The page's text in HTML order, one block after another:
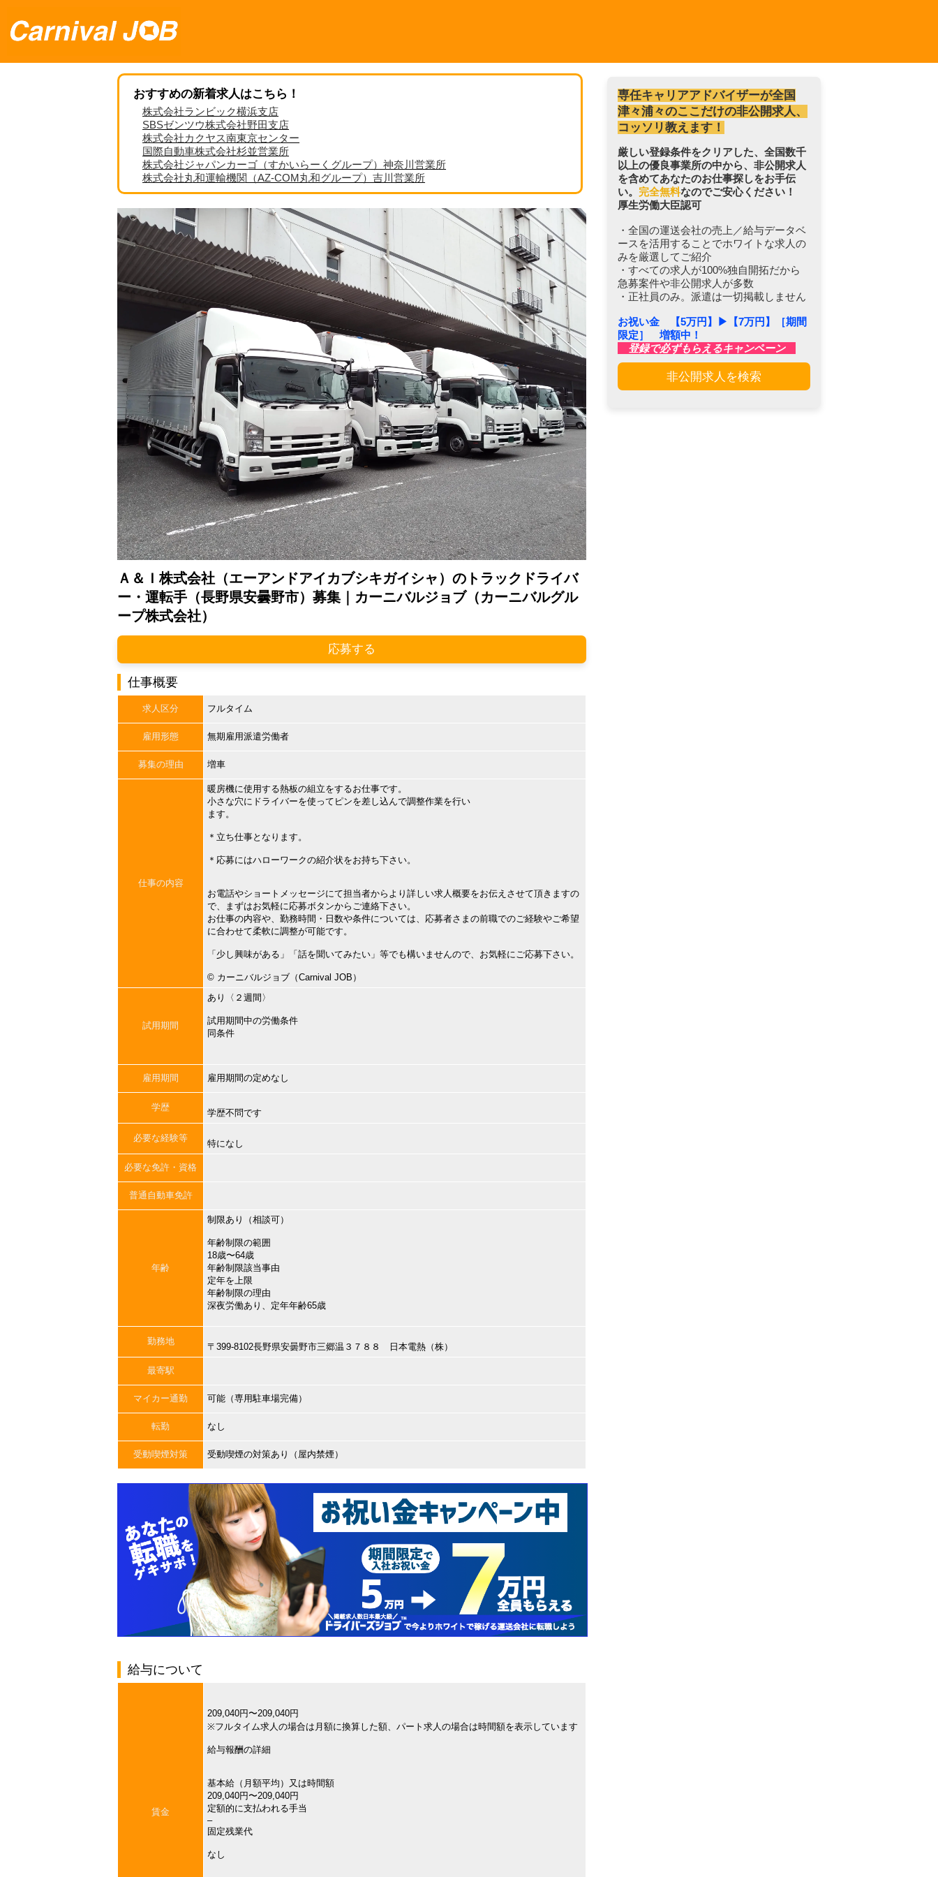
おすすめの新着求人はこちら！
株式会社ランビック横浜支店
SBSゼンツウ株式会社野田支店
株式会社カクヤス南東京センター
国際自動車株式会社杉並営業所
株式会社ジャパンカーゴ（すかいらーくグループ）神奈川営業所
株式会社丸和運輸機関（AZ-COM丸和グループ）吉川営業所
Ａ＆Ｉ株式会社（エーアンドアイカブシキガイシャ）のトラックドライバ
ー・運転手（長野県安曇野市）募集｜カーニバルジョブ（カーニバルグル
ープ株式会社）
応募する
仕事概要
求人区分 フルタイム
雇用形態 無期雇用派遣労働者
募集の理由 増車
仕事の内容
暖房機に使用する熱板の組立をするお仕事です。
小さな穴にドライバーを使ってピンを差し込んで調整作業を行い
ます。
＊立ち仕事となります。
＊応募にはハローワークの紹介状をお持ち下さい。
お電話やショートメッセージにて担当者からより詳しい求人概要をお伝えさせて頂きますの
で、まずはお気軽に応募ボタンからご連絡下さい。
お仕事の内容や、勤務時間・日数や条件については、応募者さまの前職でのご経験やご希望
に合わせて柔軟に調整が可能です。
「少し興味がある」「話を聞いてみたい」等でも構いませんので、お気軽にご応募下さい。
©︎ カーニバルジョブ（Carnival JOB）
試用期間
あり〈２週間〉
試用期間中の労働条件
同条件
雇用期間 雇用期間の定めなし
学歴
学歴不問です
必要な経験等
特になし
必要な免許・資格
普通自動車免許
年齢
制限あり（相談可）
年齢制限の範囲
18歳〜64歳
年齢制限該当事由
定年を上限
年齢制限の理由
深夜労働あり、定年年齢65歳
勤務地
〒399-8102長野県安曇野市三郷温３７８８ 日本電熱（株）
最寄駅
マイカー通勤 可能（専用駐車場完備）
転勤 なし
受動喫煙対策 受動喫煙の対策あり（屋内禁煙）
給与について
賃金
209,040円〜209,040円
※フルタイム求人の場合は月額に換算した額、パート求人の場合は時間額を表示しています
給与報酬の詳細
基本給（月額平均）又は時間額
209,040円〜209,040円
定額的に支払われる手当
–
固定残業代
なし
専任キャリアアドバイザーが全国
津々浦々のここだけの非公開求人、
コッソリ教えます！
厳しい登録条件をクリアした、全国数千
以上の優良事業所の中から、非公開求人
を含めてあなたのお仕事探しをお手伝
い。 完全無料なのでご安心ください！
厚生労働大臣認可
・全国の運送会社の売上／給与データベ
ースを活用することでホワイトな求人の
みを厳選してご紹介
・すべての求人が100%独自開拓だから
急募案件や非公開求人が多数
・正社員のみ。派遣は一切掲載しません
お祝い金 【5万円】▶︎【7万円】［期間
限定］ 増額中！
登録で必ずもらえるキャンペーン
非公開求人を検索